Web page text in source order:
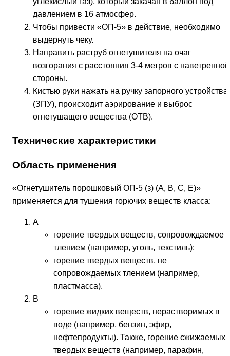
давлением в 16 атмосфер.
Чтобы привести «ОП-5» в действие, необходимо
выдернуть чеку.
Направить раструб огнетушителя на очаг
возгорания с расстояния 3-4 метров с наветренной
стороны.
Кистью руки нажать на ручку запорного устройства
(ЗПУ), происходит аэрирование и выброс
огнетушащего вещества (ОТВ).
Технические характеристики
Область применения
«Огнетушитель порошковый ОП-5 (з) (А, В, С, Е)»
применяется для тушения горючих веществ класса:
A
горение твердых веществ, сопровождаемое
тлением (например, уголь, текстиль);
горение твердых веществ, не
сопровождаемых тлением (например,
пластмасса).
B
горение жидких веществ, нерастворимых в
воде (например, бензин, эфир,
нефтепродукты). Также, горение сжижаемых
твердых веществ (например, парафин,